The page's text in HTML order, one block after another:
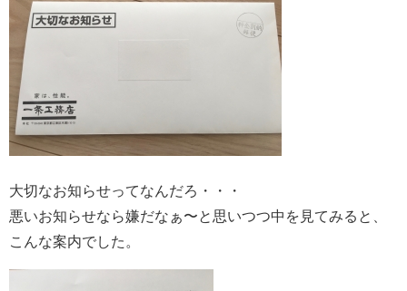
大切なお知らせってなんだろ・・・
悪いお知らせなら嫌だなぁ〜と思いつつ中を見てみると、
こんな案内でした。